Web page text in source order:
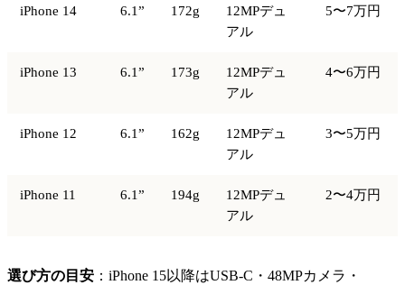
iPhone 14 6.1” 172g
12MPデュ
アル
5〜7万円
iPhone 13 6.1” 173g
12MPデュ
アル
4〜6万円
iPhone 12 6.1” 162g
12MPデュ
アル
3〜5万円
iPhone 11 6.1” 194g
12MPデュ
アル
2〜4万円
選び方の目安 ：iPhone 15以降はUSB-C・48MPカメラ・